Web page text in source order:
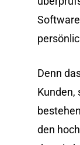
Denn
Kunden,
den